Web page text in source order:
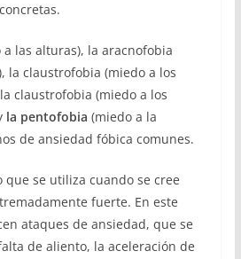
a las alturas), la aracnofobia
la claustrofobia (miedo a los
claustrofobia (miedo a los
la pentofobia (miedo a la
de ansiedad fóbica comunes.
que se utiliza cuando se cree
fuerte. En este
ataques de ansiedad, que se
de aliento, la aceleración de